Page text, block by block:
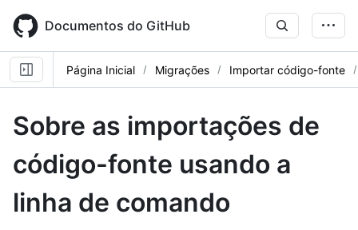
main
content
Documentos do GitHub
Página Inicial Migrações Importar código-fonte
Sobre as importações de
código-fonte usando a
linha de comando